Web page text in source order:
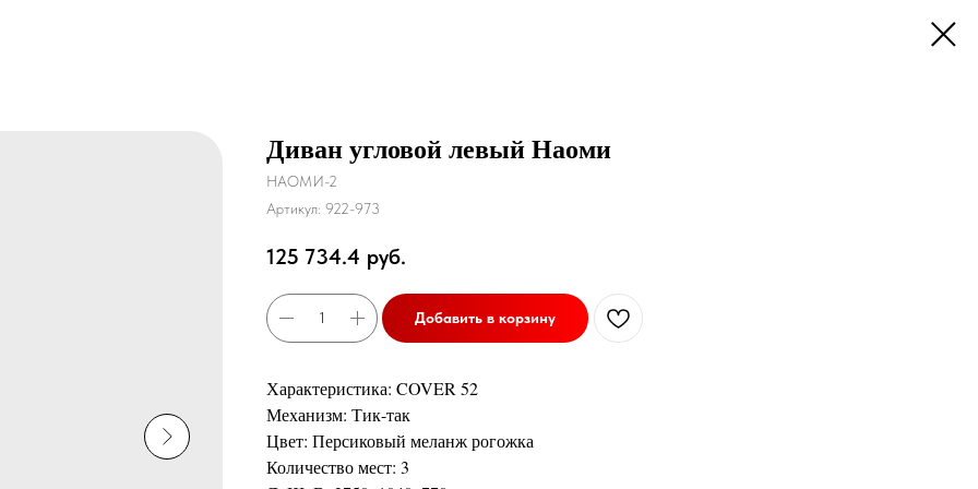
Диван угловой левый Наоми
НАОМИ-2
Артикул: 922-973
125 734.4 руб.
Добавить в корзину
Характеристика: COVER 52
Механизм: Тик-так
Цвет: Персиковый меланж рогожка
Количество мест: 3